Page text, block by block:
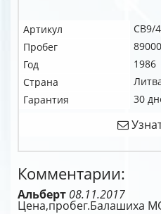
Артикул
CB9/
Пробег
89000
Год
1986
Страна
Гарантия
30
Комментарии:
Альберт 08.11.2017
Цена,пробег.Балашиха